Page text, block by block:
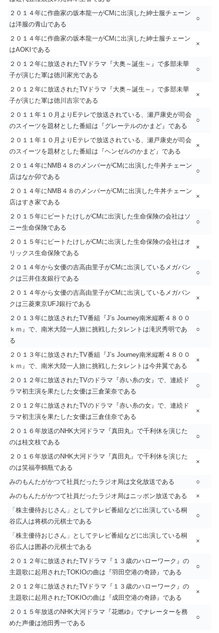
２０１４年に作曲家の坂本龍一がCMに出演した紳士服チェーン
は洋服の青山である
○
２０１４年に作曲家の坂本龍一がCMに出演した紳士服チェーン
はAOKIである
×
２０１２年に放送されたTVドラマ『大奥～誕生～』で多部未華
子が演じた軍は徳川家光である
○
２０１２年に放送されたTVドラマ『大奥～誕生～』で多部未華
子が演じた軍は徳川吉宗である
×
２０１１年１０月よりEテレで放送されている、瀬戸康史が司会
のスイーツを題材とした番組は『グレーテルのかまど』である
○
２０１１年１０月よりEテレで放送されている、瀬戸康史が司会
のスイーツを題材とした番組は『ヘンゼルのかまど』である
×
２０１４年にNMB４８のメンバーがCMに出演した牛丼チェーン
店はなか卯である
○
２０１４年にNMB４８のメンバーがCMに出演した牛丼チェーン
店はすき家である
×
２０１５年にビートたけしがCMに出演した生命保険の会社はソ
ニー生命保険である
○
２０１５年にビートたけしがCMに出演した生命保険の会社はオ
リックス生命保険である
×
２０１４年から女優の吉高由里子がCMに出演しているメガバン
クは三井住友銀行である
○
２０１４年から女優の吉高由里子がCMに出演しているメガバン
クは三菱東京UFJ銀行である
×
２０１３年に放送されたTV番組『J’s Journey南米縦断４８００
ｋｍ』で、南米大陸一人旅に挑戦したタレントは滝沢秀明であ
る
○
２０１３年に放送されたTV番組『J’s Journey南米縦断４８００
ｋｍ』で、南米大陸一人旅に挑戦したタレントは今井翼である
×
２０１２年に放送されたTVのドラマ『赤い糸の女』で、連続ド
ラマ初主演を果たした女優は三倉茉奈である
○
２０１２年に放送されたTVのドラマ『赤い糸の女』で、連続ド
ラマ初主演を果たした女優は三倉佳奈である
×
２０１６年放送のNHK大河ドラマ『真田丸』で千利休を演じた
のは桂文枝である
○
２０１６年放送のNHK大河ドラマ『真田丸』で千利休を演じた
のは笑福亭鶴瓶である
×
みのもんたがかつて社員だったラジオ局は文化放送である
○
みのもんたがかつて社員だったラジオ局はニッポン放送である
×
「株主優待おじさん」としてテレビ番組などに出演している桐
谷広人は将棋の元棋士である
○
「株主優待おじさん」としてテレビ番組などに出演している桐
谷広人は囲碁の元棋士である
×
２０１２年に放送されたTVドラマ『１３歳のハローワーク』の
主題歌に起用されたTOKIOの曲は『羽田空港の奇跡』である
○
２０１２年に放送されたTVドラマ『１３歳のハローワーク』の
主題歌に起用されたTOKIOの曲は『成田空港の奇跡』である
×
２０１５年放送のNHK大河ドラマ『花燃ゆ』でナレーターを務
めた声優は池田秀一である
○